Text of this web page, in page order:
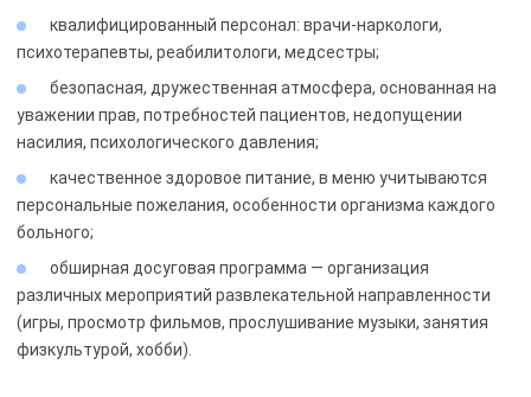
квалифицированный персонал: врачи-наркологи,
психотерапевты, реабилитологи, медсестры;
безопасная, дружественная атмосфера, основанная на
уважении прав, потребностей пациентов, недопущении
насилия, психологического давления;
качественное здоровое питание, в меню учитываются
персональные пожелания, особенности организма каждого
больного;
обширная досуговая программа — организация
различных мероприятий развлекательной направленности
(игры, просмотр фильмов, прослушивание музыки, занятия
физкультурой, хобби).